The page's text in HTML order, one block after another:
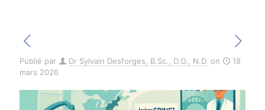
Publié par Dr Sylvain Desforges, B.Sc., D.O., N.D. on
18
mars 2026